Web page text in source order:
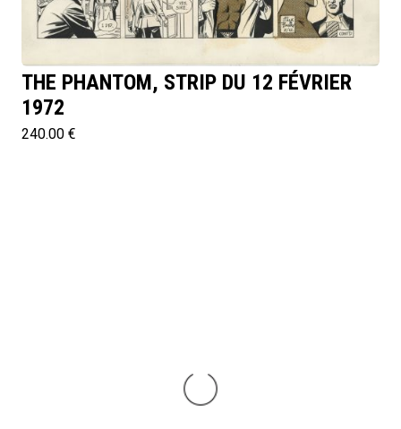
THE PHANTOM, STRIP DU 12 FÉVRIER
1972
240.00 €